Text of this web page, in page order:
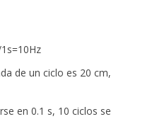
de un ciclo es 20 cm,
en 0.1 s, 10 ciclos se